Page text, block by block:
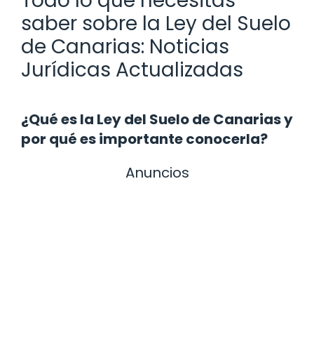
saber sobre la Ley del Suelo
de Canarias: Noticias
Jurídicas Actualizadas
¿Qué es la Ley del Suelo de Canarias y
por qué es importante conocerla?
Anuncios